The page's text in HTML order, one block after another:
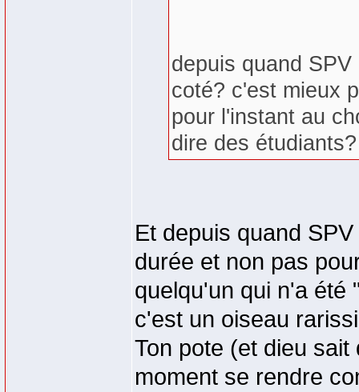
depuis quand
coté? c'est mieux
pour l'instant au
dire des
Et depuis quand
durée et non pas
quelqu'un qui n'a été
c'est un oiseau
Ton pote (et dieu
moment se rendre